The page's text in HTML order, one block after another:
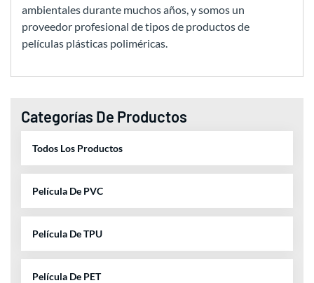
ambientales durante muchos años, y somos un
proveedor profesional de tipos de productos de
películas plásticas poliméricas.
Categorías De Productos
Todos Los Productos
Película De PVC
Película De TPU
Película De PET